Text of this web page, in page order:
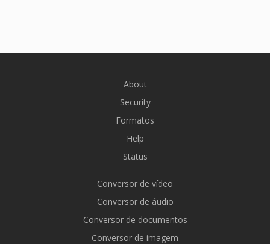
About
Security
Formatos
Help
Status
Conversor de vídeo
Conversor de áudio
Conversor de documentos
Conversor de imagem